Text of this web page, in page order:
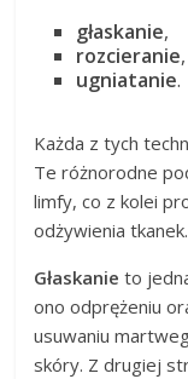
głaskanie,
rozcieranie,
ugniatanie.
Każda z tych
Te różnorodne
limfy, co z kolei
odżywienia tkanek.
Głaskanie to
ono odprężeniu
usuwaniu
skóry. Z drugiej